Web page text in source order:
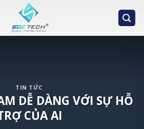
TIN TỨC
DỄ DÀNG VỚI SỰ HỖ
CỦA AI